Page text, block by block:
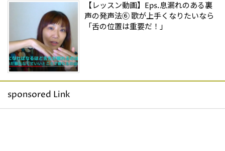
【レッスン動画】Eps.息漏れのある裏
声の発声法⑥ 歌が上手くなりたいなら
「舌の位置は重要だ！」
sponsored Link